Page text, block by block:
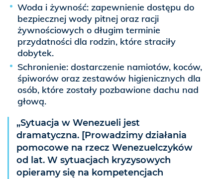
Woda i żywność: zapewnienie dostępu do
bezpiecznej wody pitnej oraz racji
żywnościowych o długim terminie
przydatności dla rodzin, które straciły
dobytek.
Schronienie: dostarczenie namiotów, koców,
śpiworów oraz zestawów higienicznych dla
osób, które zostały pozbawione dachu nad
głową.
„Sytuacja w Wenezueli jest
dramatyczna. [Prowadzimy działania
pomocowe na rzecz Wenezuelczyków
od lat. W sytuacjach kryzysowych
opieramy się na kompetencjach